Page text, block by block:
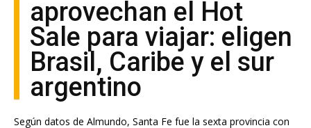
Sale para viajar: eligen
Brasil, Caribe y el sur
argentino
Según datos de Almundo, Santa Fe fue la sexta provincia con
mayor volumen de ventas durante la campaña, con un fuerte